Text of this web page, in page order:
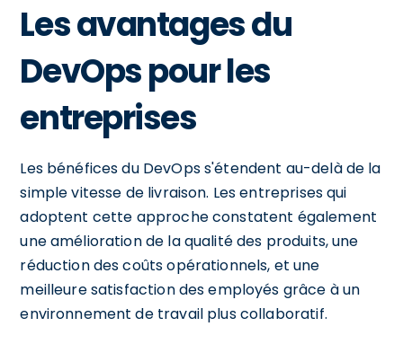
Les avantages du
DevOps pour les
entreprises
Les bénéfices du DevOps s'étendent au-delà de la
simple vitesse de livraison. Les entreprises qui
adoptent cette approche constatent également
une amélioration de la qualité des produits, une
réduction des coûts opérationnels, et une
meilleure satisfaction des employés grâce à un
environnement de travail plus collaboratif.